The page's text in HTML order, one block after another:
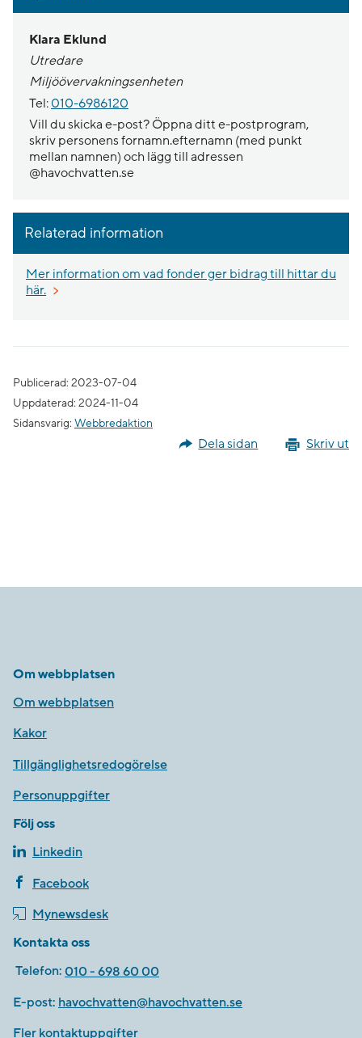
Klara Eklund
Utredare
Miljöövervakningsenheten
Tel: 010-6986120
Vill du skicka e-post? Öppna ditt e-postprogram,
skriv personens fornamn.efternamn (med punkt
mellan namnen) och lägg till adressen
@havochvatten.se
Relaterad information
Mer information om vad fonder ger bidrag till hittar du
här.
Publicerad: 2023-07-04
Uppdaterad: 2024-11-04
Sidansvarig: Webbredaktion
Skriv ut
Dela sidan
Om webbplatsen
Om webbplatsen
Kakor
Tillgänglighetsredogörelse
Personuppgifter
Följ oss
Linkedin
Facebook
Mynewsdesk
Kontakta oss
Telefon: 010 - 698 60 00
E-post: havochvatten@havochvatten.se
Fler kontaktuppgifter